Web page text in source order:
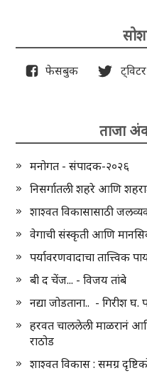
फेसबुक ट्विटर
ताजा
मनोगत - संपादक-२०२६
निसर्गातली शहरे आणि
शाश्वत विकासासाठी
वेगाची संस्कृती आणि
पर्यावरणवादाचा तात्त्विक
बी द चेंज... - विजय तांबे
नद्या जोडताना.. - गिरीश घ.
हरवत चाललेली माळरानं
राठोड
शाश्वत विकास : समग्र